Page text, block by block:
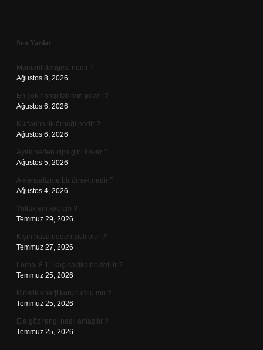
Sidebar
Son Yazılar
Moment dengesi nedir ?
Ağustos 8, 2026
En çok hangi takımın puanı ?
Ağustos 6, 2026
Kur’an’ın ilk örneği nedir ?
Ağustos 6, 2026
Ayak neden cips gibi kokar ?
Ağustos 5, 2026
Amensalizme bir örnek nedir ?
Ağustos 4, 2026
Yolluk eni kaç cm ?
Temmuz 29, 2026
Kışın hava neden sisli olur ?
Temmuz 27, 2026
Loreal 8.11 kaç dakika bekletilir ?
Temmuz 25, 2026
Kinetik enerji korunumlu mu ?
Temmuz 25, 2026
Ela göz rengi nasıl anlaşılır ?
Temmuz 25, 2026